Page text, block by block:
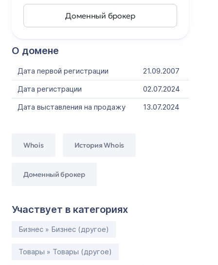
О домене
Дата первой регистрации
21.09.2007
Дата регистрации
02.07.2024
Дата выставления на продажу
13.07.2024
Whois История Whois
Доменный брокер
Участвует в категориях
Бизнес » Бизнес (другое)
Товары » Товары (другое)
Доменный брокер